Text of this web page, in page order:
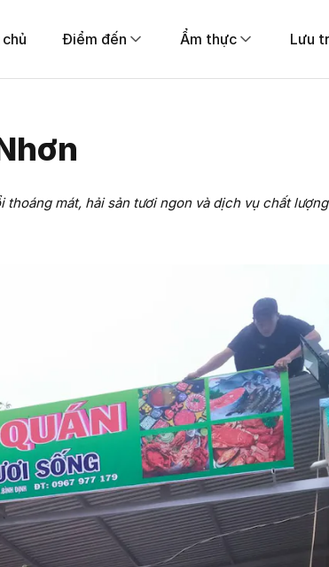
Điểm đến Ẩm thực Lưu
mát, hải sản tươi ngon và dịch vụ chất